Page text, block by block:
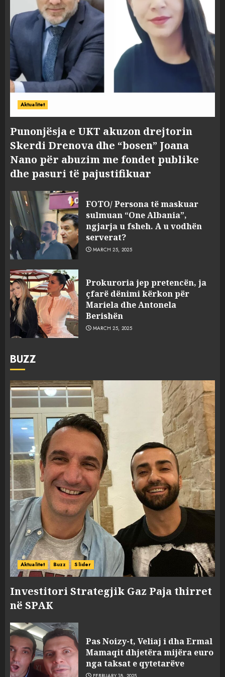
Aktualitet
Punonjësja e UKT akuzon drejtorin
Skerdi Drenova dhe “bosen” Joana
Nano për abuzim me fondet publike
dhe pasuri të pajustifikuar
FOTO/ Persona të maskuar
sulmuan “One Albania”,
ngjarja u fsheh. A u vodhën
serverat?
MARCH 25, 2025
Prokuroria jep pretencën, ja
çfarë dënimi kërkon për
Mariela dhe Antonela
Berishën
MARCH 25, 2025
BUZZ
Aktualitet Buzz Slider
Investitori Strategjik Gaz Paja thirret
në SPAK
Pas Noizy-t, Veliaj i dha Ermal
Mamaqit dhjetëra mijëra euro
nga taksat e qytetarëve